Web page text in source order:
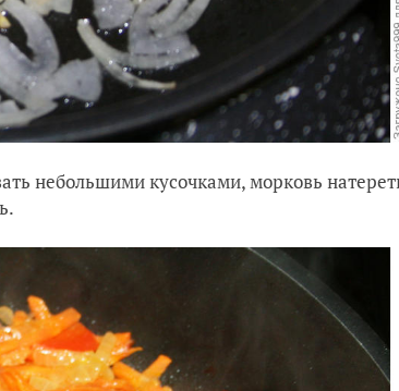
небольшими кусочками, морковь